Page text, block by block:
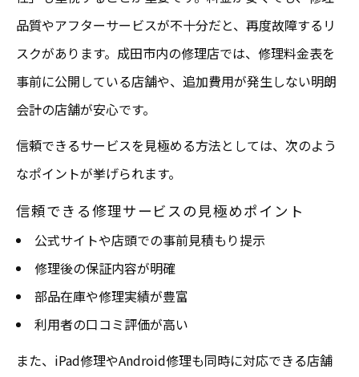
品質やアフターサービスが不十分だと、再度故障するリ
スクがあります。成田市内の修理店では、修理料金表を
事前に公開している店舗や、追加費用が発生しない明朗
会計の店舗が安心です。
信頼できるサービスを見極める方法としては、次のよう
なポイントが挙げられます。
信頼できる修理サービスの見極めポイント
公式サイトや店頭での事前見積もり提示
修理後の保証内容が明確
部品在庫や修理実績が豊富
利用者の口コミ評価が高い
また、iPad修理やAndroid修理も同時に対応できる店舗